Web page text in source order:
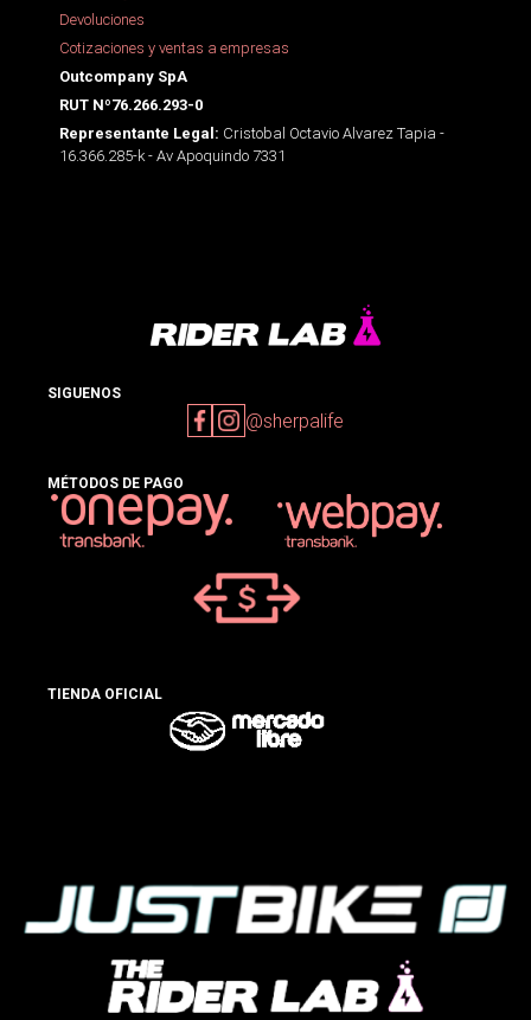
Devoluciones
Cotizaciones y ventas a empresas
Outcompany SpA
RUT Nº76.266.293-0
Representante Legal: Cristobal Octavio Alvarez Tapia -
16.366.285-k - Av Apoquindo 7331
SIGUENOS
@sherpalife
MÉTODOS DE PAGO
TIENDA OFICIAL